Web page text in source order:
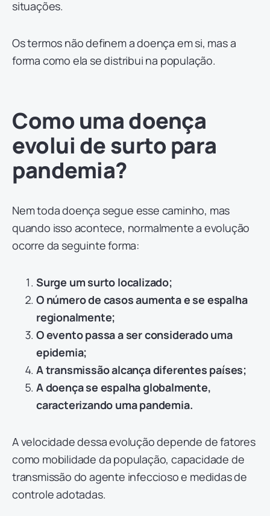
situações.
Os termos não definem a doença em si, mas a
forma como ela se distribui na população.
Como uma doença
evolui de surto para
pandemia?
Nem toda doença segue esse caminho, mas
quando isso acontece, normalmente a evolução
ocorre da seguinte forma:
Surge um surto localizado;
O número de casos aumenta e se espalha
regionalmente;
O evento passa a ser considerado uma
epidemia;
A transmissão alcança diferentes países;
A doença se espalha globalmente,
caracterizando uma pandemia.
A velocidade dessa evolução depende de fatores
como mobilidade da população, capacidade de
transmissão do agente infeccioso e medidas de
controle adotadas.